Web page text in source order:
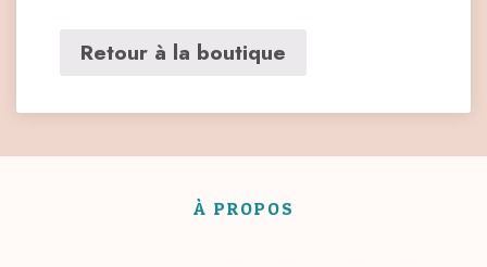
Retour à la boutique
À PROPOS